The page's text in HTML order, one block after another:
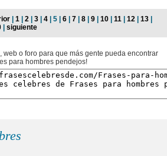
| 1 | 2 | 3 | 4 | 5 | 6 | 7 | 8 | 9 | 10 | 11 | 12 | 13 |
| siguiente
web o foro para que más gente pueda encontrar
para hombres pendejos!